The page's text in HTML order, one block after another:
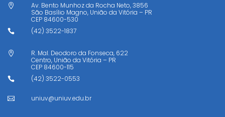

Av. Bento Munhoz da Rocha Neto, 3856
São Basílio Magno, União da Vitória – PR
CEP 84600-530
 (42) 3522-1837

R. Mal. Deodoro da Fonseca, 622
Centro, União da Vitória – PR
CEP 84600-115
 (42) 3522-0553
 uniuv@uniuv.edu.br